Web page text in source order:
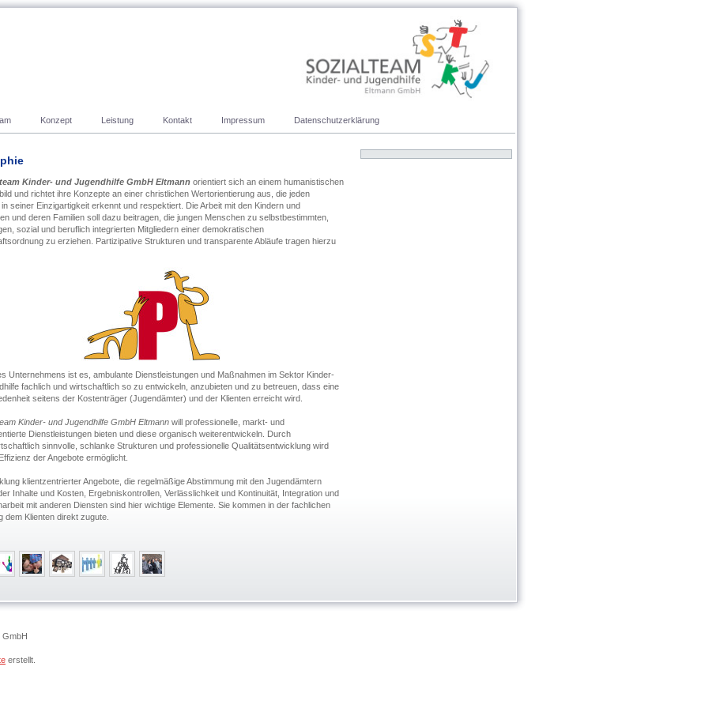
Konzept Leistung Kontakt Impressum Datenschutzerklärung
Kinder- und Jugendhilfe GmbH Eltmann orientiert sich an einem humanistischen
und richtet ihre Konzepte an einer christlichen Wertorientierung aus, die jeden
seiner Einzigartigkeit erkennt und respektiert. Die Arbeit mit den Kindern und
und deren Familien soll dazu beitragen, die jungen Menschen zu selbstbestimmten,
sozial und beruflich integrierten Mitgliedern einer demokratischen
zu erziehen. Partizipative Strukturen und transparente Abläufe tragen hierzu
Unternehmens ist es, ambulante Dienstleistungen und Maßnahmen im Sektor Kinder-
fachlich und wirtschaftlich so zu entwickeln, anzubieten und zu betreuen, dass eine
seitens der Kostenträger (Jugendämter) und der Klienten erreicht wird.
Kinder- und Jugendhilfe GmbH Eltmann will professionelle, markt- und
Dienstleistungen bieten und diese organisch weiterentwickeln. Durch
sinnvolle, schlanke Strukturen und professionelle Qualitätsentwicklung wird
der Angebote ermöglicht.
klientzentrierter Angebote, die regelmäßige Abstimmung mit den Jugendämtern
Inhalte und Kosten, Ergebniskontrollen, Verlässlichkeit und Kontinuität, Integration und
mit anderen Diensten sind hier wichtige Elemente. Sie kommen in der fachlichen
dem Klienten direkt zugute.
GmbH
erstellt.